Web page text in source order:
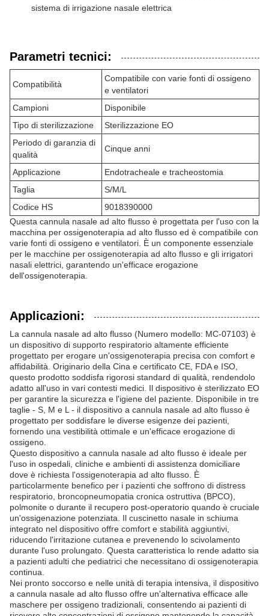
sistema di irrigazione nasale elettrica
Parametri tecnici:
Compatibilità
Compatibile con varie fonti di ossigeno
e ventilatori
Campioni
Disponibile
Tipo di sterilizzazione
Sterilizzazione EO
Periodo di garanzia di
qualità
Cinque anni
Applicazione
Endotracheale e tracheostomia
Taglia
S/M/L
Codice HS
9018390000
Questa cannula nasale ad alto flusso è progettata per l'uso con la
macchina per ossigenoterapia ad alto flusso ed è compatibile con
varie fonti di ossigeno e ventilatori. È un componente essenziale
per le macchine per ossigenoterapia ad alto flusso e gli irrigatori
nasali elettrici, garantendo un'efficace erogazione
dell'ossigenoterapia.
Applicazioni:
La cannula nasale ad alto flusso (Numero modello: MC-07103) è
un dispositivo di supporto respiratorio altamente efficiente
progettato per erogare un'ossigenoterapia precisa con comfort e
affidabilità. Originario della Cina e certificato CE, FDA e ISO,
questo prodotto soddisfa rigorosi standard di qualità, rendendolo
adatto all'uso in vari contesti medici. Il dispositivo è sterilizzato EO
per garantire la sicurezza e l'igiene del paziente. Disponibile in tre
taglie - S, M e L - il dispositivo a cannula nasale ad alto flusso è
progettato per soddisfare le diverse esigenze dei pazienti,
fornendo una vestibilità ottimale e un'efficace erogazione di
ossigeno.
Questo dispositivo a cannula nasale ad alto flusso è ideale per
l'uso in ospedali, cliniche e ambienti di assistenza domiciliare
dove è richiesta l'ossigenoterapia ad alto flusso. È
particolarmente benefico per i pazienti che soffrono di distress
respiratorio, broncopneumopatia cronica ostruttiva (BPCO),
polmonite o durante il recupero post-operatorio quando è cruciale
un'ossigenazione potenziata. Il cuscinetto nasale in schiuma
integrato nel dispositivo offre comfort e stabilità aggiuntivi,
riducendo l'irritazione cutanea e prevenendo lo scivolamento
durante l'uso prolungato. Questa caratteristica lo rende adatto sia
a pazienti adulti che pediatrici che necessitano di ossigenoterapia
continua.
Nei pronto soccorso e nelle unità di terapia intensiva, il dispositivo
a cannula nasale ad alto flusso offre un'alternativa efficace alle
maschere per ossigeno tradizionali, consentendo ai pazienti di